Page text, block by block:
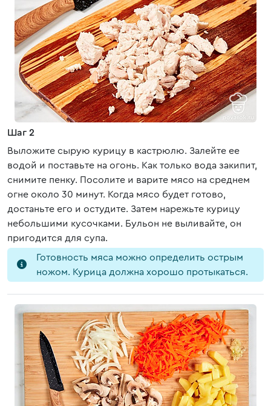
Шаг 2
Выложите сырую курицу в кастрюлю. Залейте ее
водой и поставьте на огонь. Как только вода закипит,
снимите пенку. Посолите и варите мясо на среднем
огне около 30 минут. Когда мясо будет готово,
достаньте его и остудите. Затем нарежьте курицу
небольшими кусочками. Бульон не выливайте, он
пригодится для супа.
Готовность мяса можно определить острым
ножом. Курица должна хорошо протыкаться.